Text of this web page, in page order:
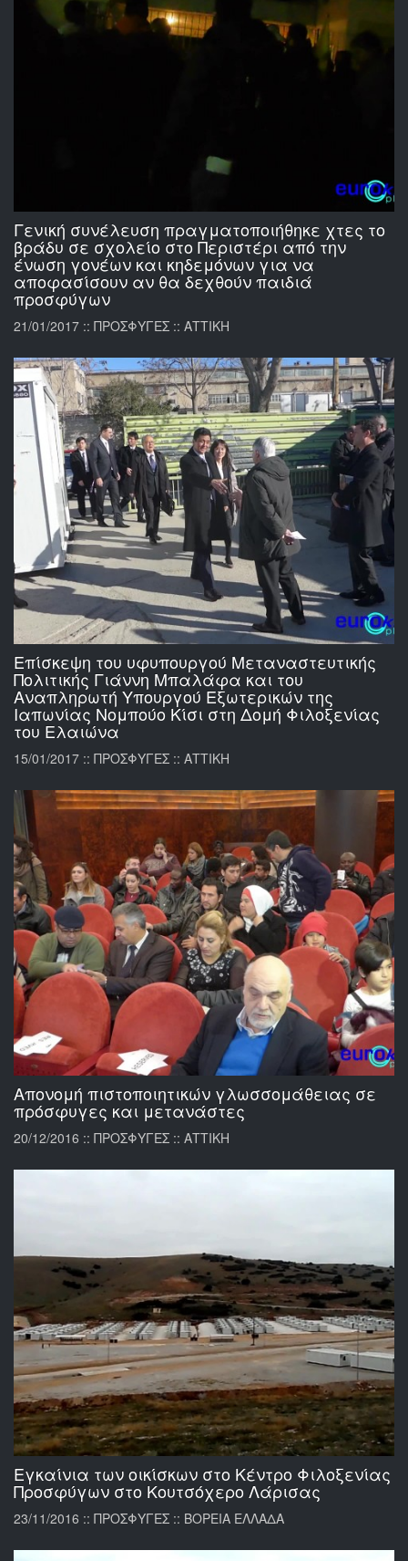
Γενική συνέλευση πραγματοποιήθηκε χτες το
βράδυ σε σχολείο στο Περιστέρι από την
ένωση γονέων και κηδεμόνων για να
αποφασίσουν αν θα δεχθούν παιδιά
προσφύγων
21/01/2017 :: ΠΡΟΣΦΥΓΕΣ :: ΑΤΤΙΚΗ
Επίσκεψη του υφυπουργού Μεταναστευτικής
Πολιτικής Γιάννη Μπαλάφα και του
Αναπληρωτή Υπουργού Εξωτερικών της
Ιαπωνίας Νομπούο Κίσι στη Δομή Φιλοξενίας
του Ελαιώνα
15/01/2017 :: ΠΡΟΣΦΥΓΕΣ :: ΑΤΤΙΚΗ
Απονομή πιστοποιητικών γλωσσομάθειας σε
πρόσφυγες και μετανάστες
20/12/2016 :: ΠΡΟΣΦΥΓΕΣ :: ΑΤΤΙΚΗ
Εγκαίνια των οικίσκων στο Κέντρο Φιλοξενίας
Προσφύγων στο Κουτσόχερο Λάρισας
23/11/2016 :: ΠΡΟΣΦΥΓΕΣ :: ΒΟΡΕΙΑ ΕΛΛΑΔΑ